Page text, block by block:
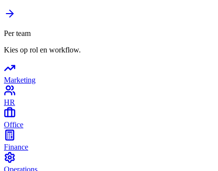
Per team
Kies op rol en workflow.
Marketing
HR
Office
Finance
Operations